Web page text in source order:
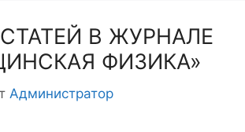
В ЖУРНАЛЕ
ФИЗИКА»
Администратор